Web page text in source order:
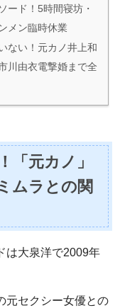
ード！5時間寝坊・
メン臨時休業
ない！元カノ井上和
川由衣電撃婚まで全
「元カノ」
ムラとの関
は大泉洋で2009年
元セクシー女優との